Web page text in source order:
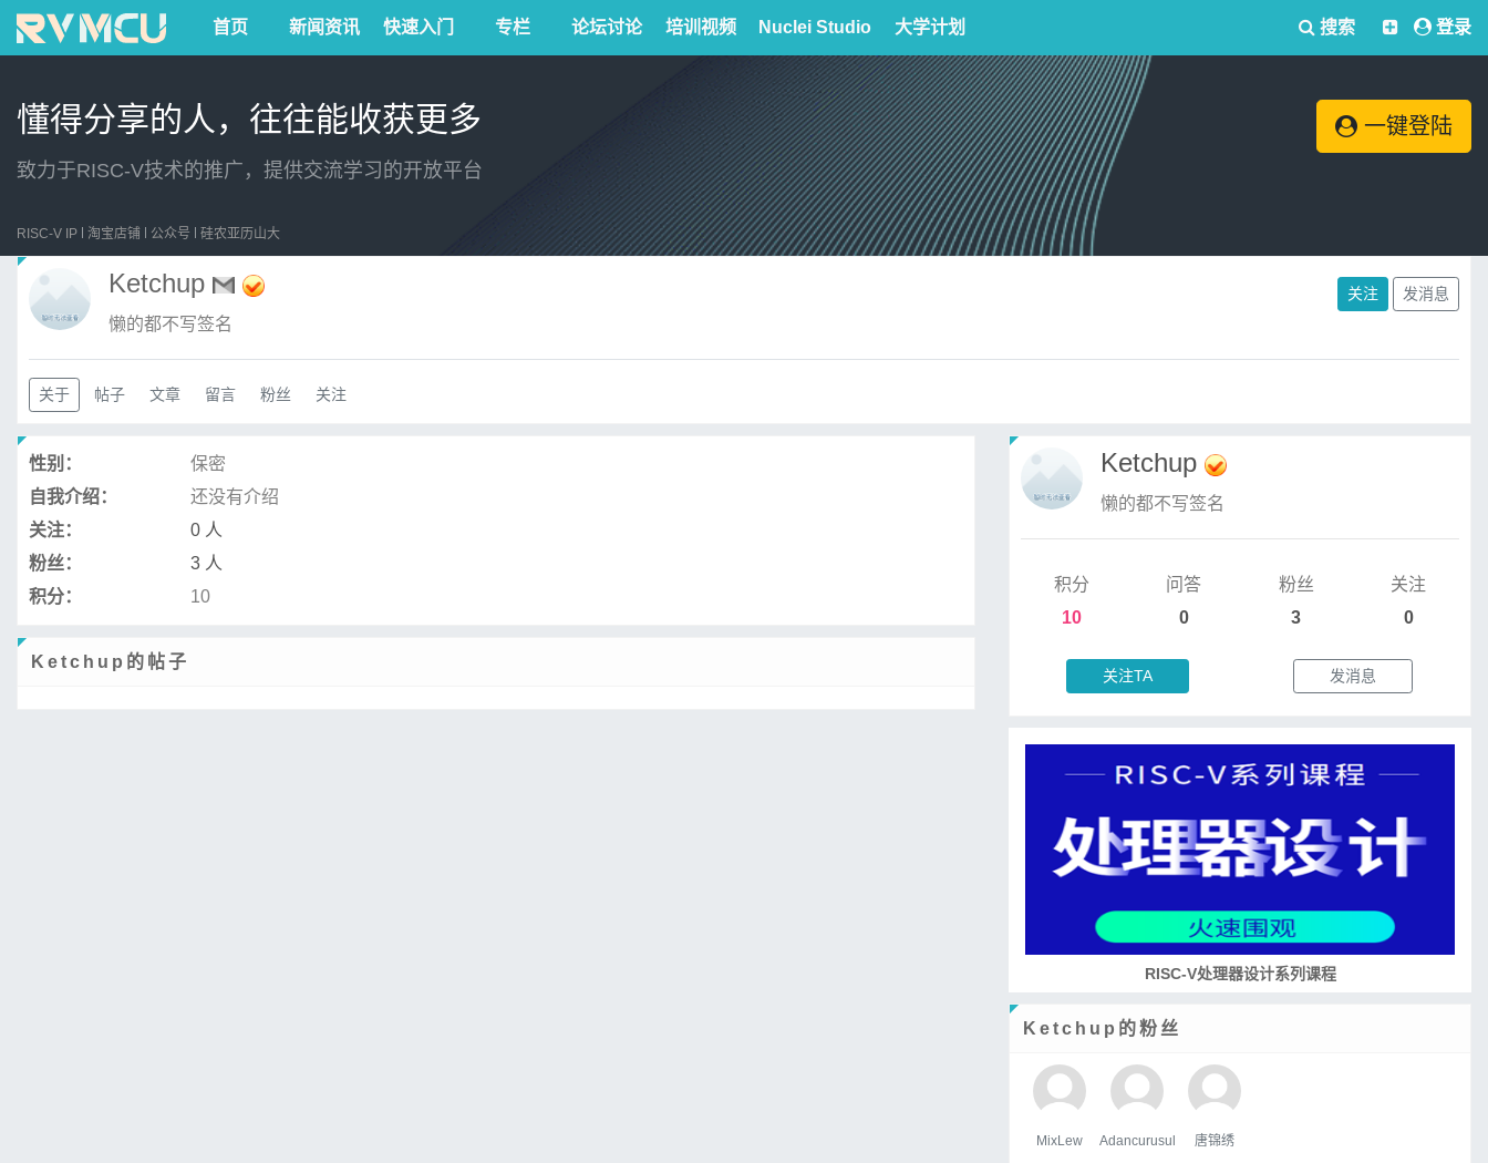
首页 新闻资讯 快速入门 专栏 论坛讨论 培训视频 Nuclei Studio 大学计划 搜索 登录
懂得分享的人，往往能收获更多
致力于RISC-V技术的推广，提供交流学习的开放平台
一键登陆
RISC-V IP 淘宝店铺 公众号 硅农亚历山大
Ketchup
懒的都不写签名
关注 发消息
关于 帖子 文章 留言 粉丝 关注
性别：
保密
自我介绍：
还没有介绍
关注：
0 人
粉丝：
3 人
积分：
10
Ketchup的帖子
Ketchup
懒的都不写签名
积分
10
问答
0
粉丝
3
关注
0
关注TA 发消息
RISC-V处理器设计系列课程
Ketchup的粉丝
MixLew Adancurusul 唐锦绣